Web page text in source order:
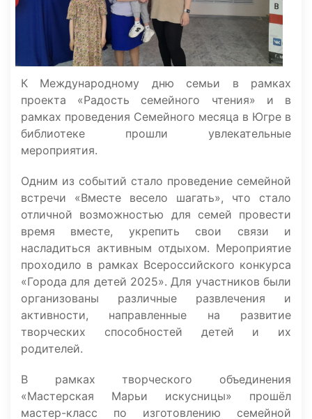
К Международному дню семьи в рамках
проекта «Радость семейного чтения» и в
рамках проведения Семейного месяца в Югре в
библиотеке прошли увлекательные
мероприятия.
Одним из событий стало проведение семейной
встречи «Вместе весело шагать», что стало
отличной возможностью для семей провести
время вместе, укрепить свои связи и
насладиться активным отдыхом. Мероприятие
проходило в рамках Всероссийского конкурса
«Города для детей 2025». Для участников были
организованы различные развлечения и
активности, направленные на развитие
творческих способностей детей и их
родителей.
В рамках творческого объединения
«Мастерская Марьи искусницы» прошёл
мастер-класс по изготовлению семейной